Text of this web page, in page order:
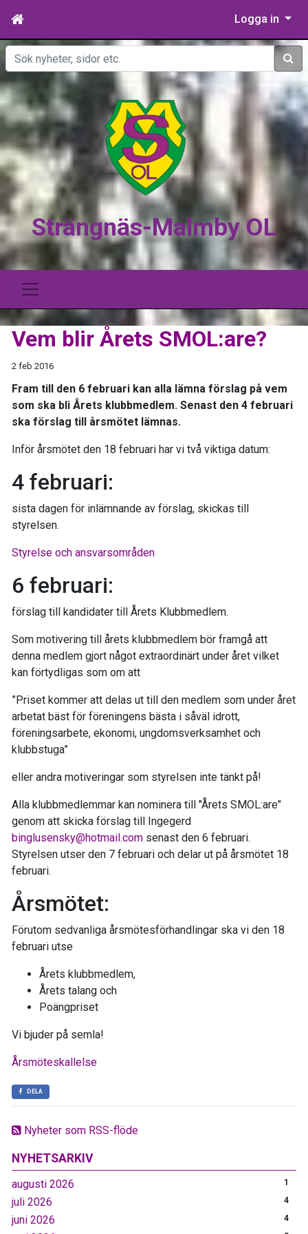
Logga in
Sök
Strängnäs-Malmby OL
Nyheter som RSS-flöde
NYHETSARKIV
augusti 2026 1
juli 2026 4
juni 2026 4
Vem blir Årets SMOL:are?
2 feb 2016
Fram till den 6 februari kan alla lämna förslag på vem
som ska bli Årets klubbmedlem. Senast den 4 februari
ska förslag till årsmötet lämnas.
Inför årsmötet den 18 februari har vi två viktiga datum:
4 februari:
sista dagen för inlämnande av förslag, skickas till
styrelsen.
Styrelse och ansvarsområden
6 februari:
förslag till kandidater till Årets Klubbmedlem.
Som motivering till årets klubbmedlem bör framgå att
denna medlem gjort något extraordinärt under året vilket
kan förtydligas som om att
”Priset kommer att delas ut till den medlem som under året
arbetat bäst för föreningens bästa i såväl idrott,
föreningsarbete, ekonomi, ungdomsverksamhet och
klubbstuga”
eller andra motiveringar som styrelsen inte tänkt på!
Alla klubbmedlemmar kan nominera till "Årets SMOL:are"
genom att skicka förslag till Ingegerd
binglusensky@hotmail.com senast den 6 februari.
Styrelsen utser den 7 februari och delar ut på årsmötet 18
februari.
Årsmötet:
Förutom sedvanliga årsmötesförhandlingar ska vi den 18
februari utse
Årets klubbmedlem,
Årets talang och
Poängpriset
Vi bjuder på semla!
Årsmöteskallelse
DELA